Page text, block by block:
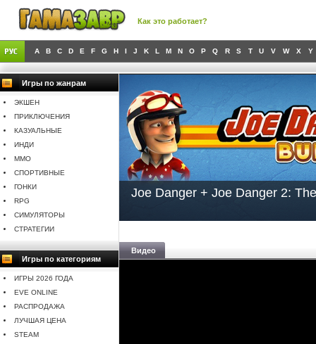
Как это работает?
A B C D E F G H I J K L M N O P Q R S T U V W X Y
Игры по жанрам
ЭКШЕН
ПРИКЛЮЧЕНИЯ
КАЗУАЛЬНЫЕ
ИНДИ
MMO
СПОРТИВНЫЕ
ГОНКИ
RPG
СИМУЛЯТОРЫ
СТРАТЕГИИ
Игры по категориям
ИГРЫ 2026 ГОДА
EVE ONLINE
РАСПРОДАЖА
ЛУЧШАЯ ЦЕНА
STEAM
Joe Danger + Joe Danger 2:
Видео